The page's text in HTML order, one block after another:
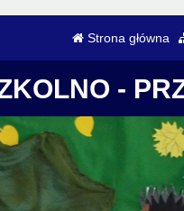
Strona główna
-